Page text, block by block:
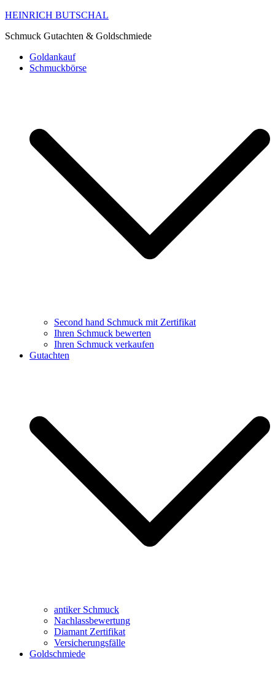
HEINRICH BUTSCHAL
Schmuck Gutachten & Goldschmiede
Goldankauf
Schmuckbörse
Second hand Schmuck mit Zertifikat
Ihren Schmuck bewerten
Ihren Schmuck verkaufen
Gutachten
antiker Schmuck
Nachlassbewertung
Diamant Zertifikat
Versicherungsfälle
Goldschmiede